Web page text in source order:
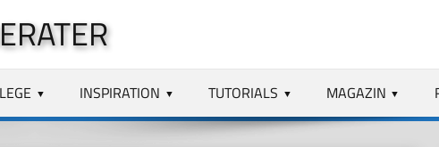
INSPIRATION TUTORIALS MAGAZIN